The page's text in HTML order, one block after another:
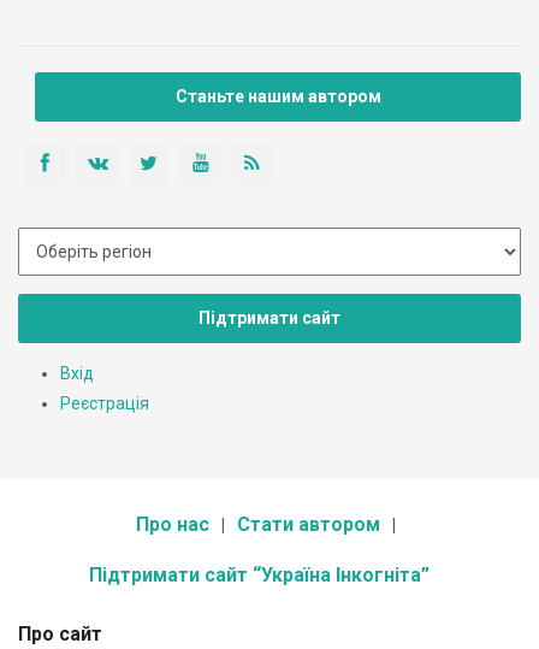
Станьте нашим автором
Підтримати сайт
Вхід
Реєстрація
Про нас Стати автором
Підтримати сайт “Україна Інкогніта”
Про сайт